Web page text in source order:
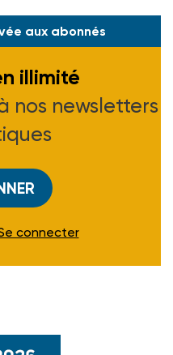
aux abonnés
illimité
nos newsletters
connecter